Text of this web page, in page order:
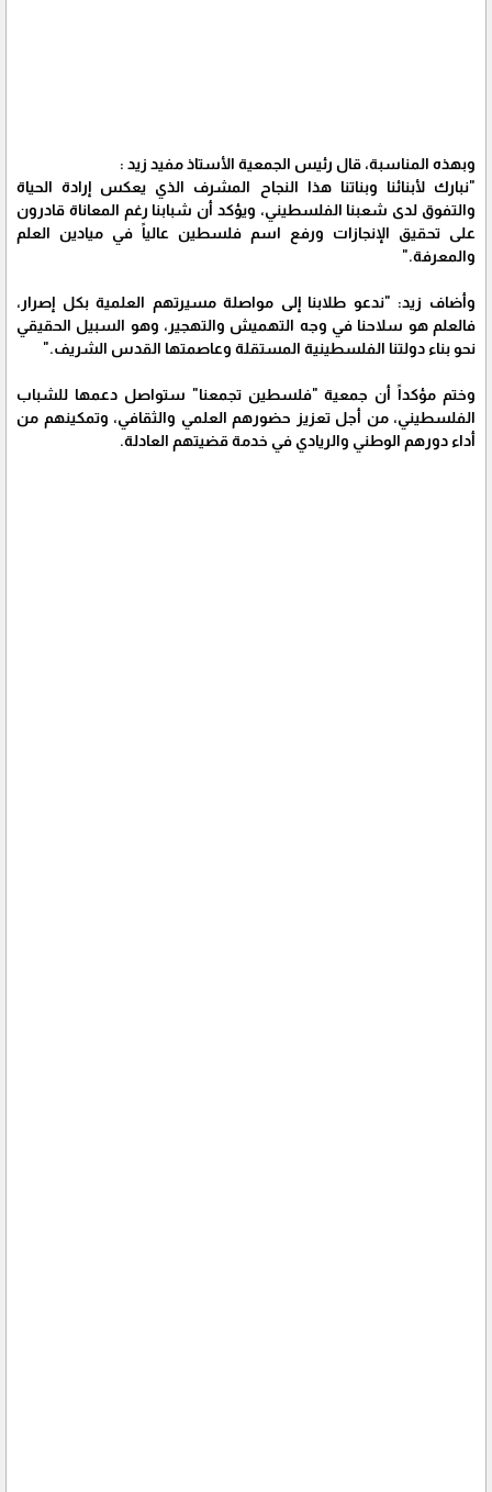
وبهذه المناسبة، قال رئيس الجمعية الأستاذ مفيد زيد :
"نبارك لأبنائنا وبناتنا هذا النجاح المشرف الذي يعكس إرادة الحياة
والتفوق لدى شعبنا الفلسطيني، ويؤكد أن شبابنا رغم المعاناة قادرون
على تحقيق الإنجازات ورفع اسم فلسطين عالياً في ميادين العلم
والمعرفة."
وأضاف زيد: "ندعو طلابنا إلى مواصلة مسيرتهم العلمية بكل إصرار،
فالعلم هو سلاحنا في وجه التهميش والتهجير، وهو السبيل الحقيقي
نحو بناء دولتنا الفلسطينية المستقلة وعاصمتها القدس الشريف."
وختم مؤكداً أن جمعية "فلسطين تجمعنا" ستواصل دعمها للشباب
الفلسطيني، من أجل تعزيز حضورهم العلمي والثقافي، وتمكينهم من
أداء دورهم الوطني والريادي في خدمة قضيتهم العادلة.